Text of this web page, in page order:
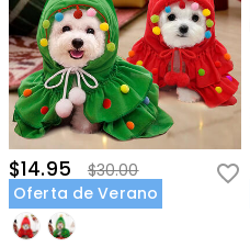
$14.95
$30.00
Oferta de Verano